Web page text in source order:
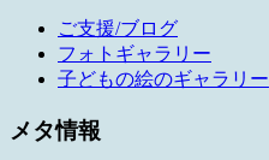
ご支援/ブログ
フォトギャラリー
子どもの絵のギャラリー
メタ情報